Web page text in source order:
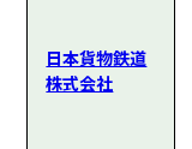
日本貨物鉄道
株式会社